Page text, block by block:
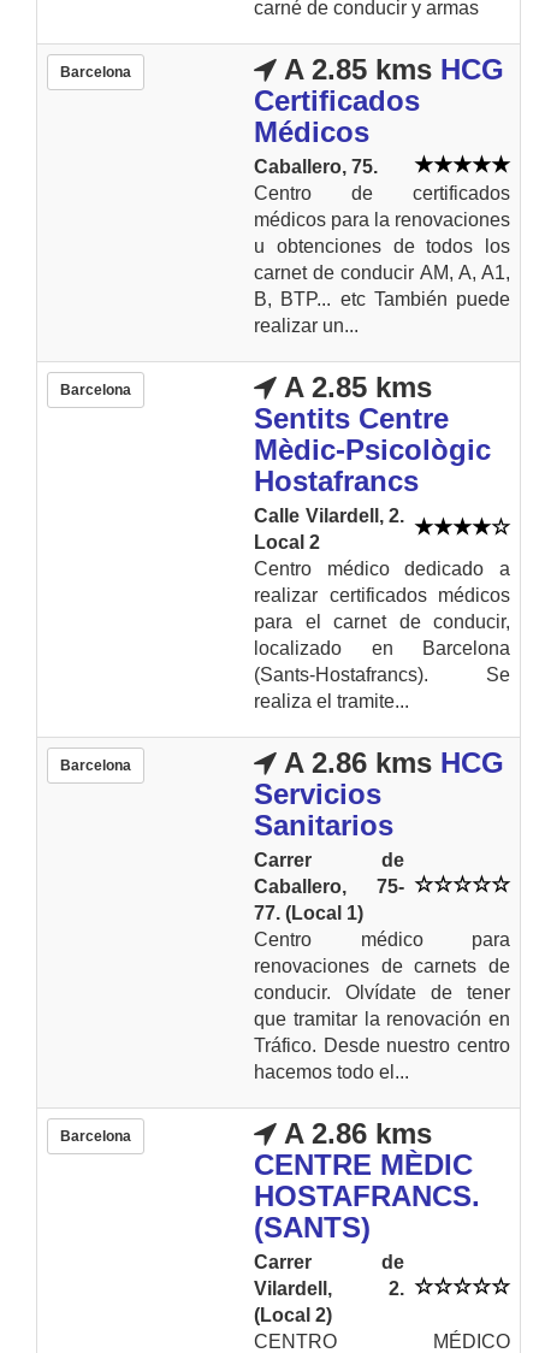
carné de conducir y armas
Barcelona A 2.85 kms HCG
Certificados
Médicos
Caballero, 75.
Centro de certificados
médicos para la renovaciones
u obtenciones de todos los
carnet de conducir AM, A, A1,
B, BTP... etc También puede
realizar un...
Barcelona
A 2.85 kms
Sentits Centre
Mèdic-Psicològic
Hostafrancs
Calle Vilardell, 2.
Local 2
Centro médico dedicado a
realizar certificados médicos
para el carnet de conducir,
localizado en Barcelona
(Sants-Hostafrancs). Se
realiza el tramite...
Barcelona A 2.86 kms HCG
Servicios
Sanitarios
Carrer de
Caballero, 75-
77. (Local 1)
Centro médico para
renovaciones de carnets de
conducir. Olvídate de tener
que tramitar la renovación en
Tráfico. Desde nuestro centro
hacemos todo el...
Barcelona
A 2.86 kms
CENTRE MÈDIC
HOSTAFRANCS.
(SANTS)
Carrer de
Vilardell, 2.
(Local 2)
CENTRO MÉDICO